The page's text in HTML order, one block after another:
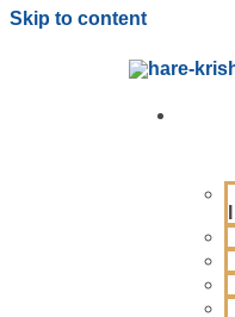
Skip to content